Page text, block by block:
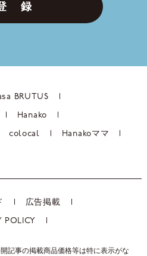
録
BRUTUS
Hanako
colocal Hanakoママ
広告掲載
POLICY
記事の掲載商品価格等は特に表示がな